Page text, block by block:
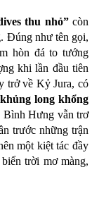
thu nhỏ”còn
Đúng như tên gọi,
hòn đá to tướng
khi lần đầu tiên
trở về Kỷ Jura, có
long khổng
Bình Hưng vẫn trơ
trước những trận
một kiệt tác đầy
trời mơ màng,